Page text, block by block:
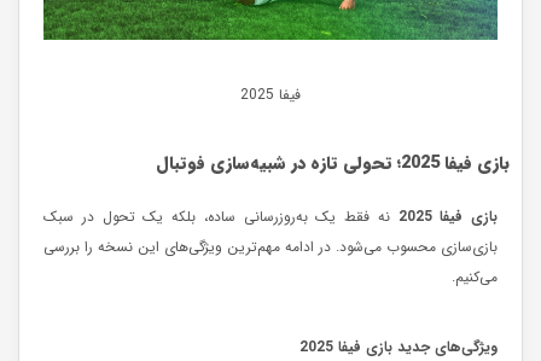
فیفا 2025
بازی فیفا 2025؛ تحولی تازه در شبیه‌سازی فوتبال
بازی فیفا 2025
نه فقط یک به‌روزرسانی ساده، بلکه یک تحول در سبک
بازی‌سازی محسوب می‌شود. در ادامه مهم‌ترین ویژگی‌های این نسخه را بررسی
می‌کنیم.
ویژگی‌های جدید بازی فیفا 2025